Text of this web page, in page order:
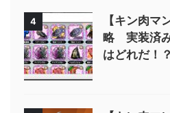
4
【キン肉マ
略 実装済
はどれだ！？